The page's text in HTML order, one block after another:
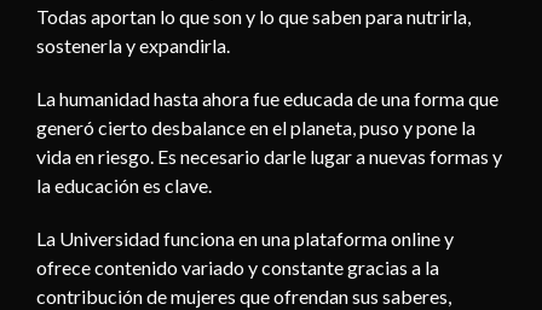
Todas aportan lo que son y lo que saben para nutrirla,
sostenerla y expandirla.
La humanidad hasta ahora fue educada de una forma que
generó cierto desbalance en el planeta, puso y pone la
vida en riesgo. Es necesario darle lugar a nuevas formas y
la educación es clave.
La Universidad funciona en una plataforma online y
ofrece contenido variado y constante gracias a la
contribución de mujeres que ofrendan sus saberes,